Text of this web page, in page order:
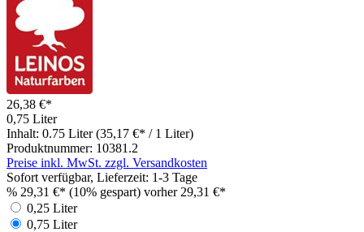
26,38 €*
0,75 Liter
Inhalt: 0.75 Liter (35,17 €* / 1 Liter)
Produktnummer: 10381.2
Preise inkl. MwSt. zzgl. Versandkosten
Sofort verfügbar, Lieferzeit: 1-3 Tage
% 29,31 €* (10% gespart) vorher 29,31 €*
0,25 Liter
0,75 Liter